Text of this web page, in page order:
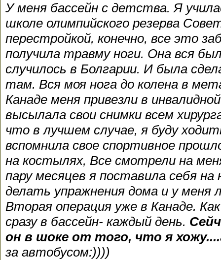
У меня бассейн с детства. Я
школе олимпийского резерва
перестройкой, конечно, все это
получила травму ноги. Она вся
случилось в Болгарии. И была
там. Вся моя нога до колена в
Канаде меня привезли в
высылала свои снимки всем
что в лучшем случае, я буду
вспомнила свое спортивное
на костылях, Все смотрели на
пару месяцев я поставила себя
делать упражнения дома и у меня
Вторая операция уже в Канаде.
сразу в бассейн- каждый день.
он в шоке от того, что я хожу....
за автобусом:))))